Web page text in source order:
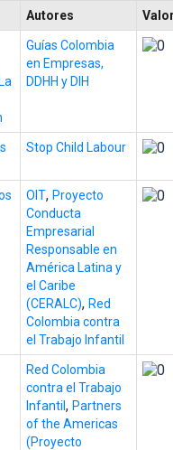
Autores
Guías Colombia
en Empresas,
DDHH y DIH
Stop Child Labour
OIT,Proyecto
Conducta
Empresarial
Responsable en
América Latina y
el Caribe
(CERALC),Red
Colombia contra
el Trabajo Infantil
Red Colombia
contra el Trabajo
Infantil,Partners
of the Americas
(Proyecto